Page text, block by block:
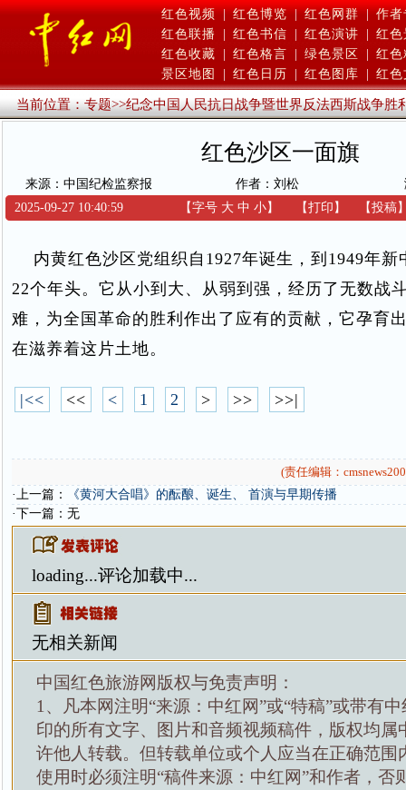
红色视频 | 红色博览 | 红色网群 | 作者
红色联播
红色书信 红色演讲
红色
红色收藏
红色格言 绿色景区
红色
景区地图
红色日历 红色图库 红色
当前位置：专题>>纪念中国人民抗日战争暨世界反法西斯战争胜
红色沙区一面旗
来源：中国纪检监察报 作者：刘松
2025-09-27 10:40:59
【字号 大 中 小】 【打印 】 【投稿
内黄红色沙区党组织自1927年诞生，到1949年新
22个年头。它从小到大、从弱到强，经历了无数战
难，为全国革命的胜利作出了应有的贡献，它孕育
在滋养着这片土地。
|<< << < 1 2 > >> >>|
(责任编辑：
·上一篇：
《黄河大合唱》的酝酿、诞生、 首演与早期传播
·下一篇：无
loading...评论加载中...
无相关新闻
中国红色旅游网版权与免责声明：
1、凡本网注明“来源：中红网”或“特稿”或带有
印的所有文字、图片和音频视频稿件，版权均属
许他人转载。但转载单位或个人应当在正确范围
使用时必须注明“稿件来源：中红网”和作者，否